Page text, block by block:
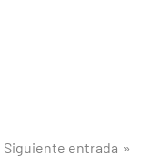
Siguiente entrada